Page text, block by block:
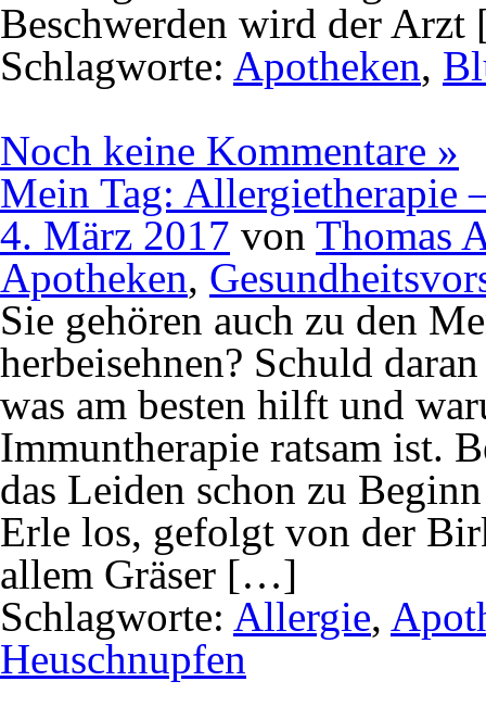
Beschwerden wird der
Schlagworte: Apotheken,
Noch keine Kommentare »
Mein Tag: Allergietherapie
4. März 2017 von Thomas
Apotheken,
Sie gehören auch zu den
herbeisehnen? Schuld
was am besten hilft und
Immuntherapie ratsam ist.
das Leiden schon zu
Erle los, gefolgt von der
allem Gräser […]
Schlagworte: Allergie,
Heuschnupfen